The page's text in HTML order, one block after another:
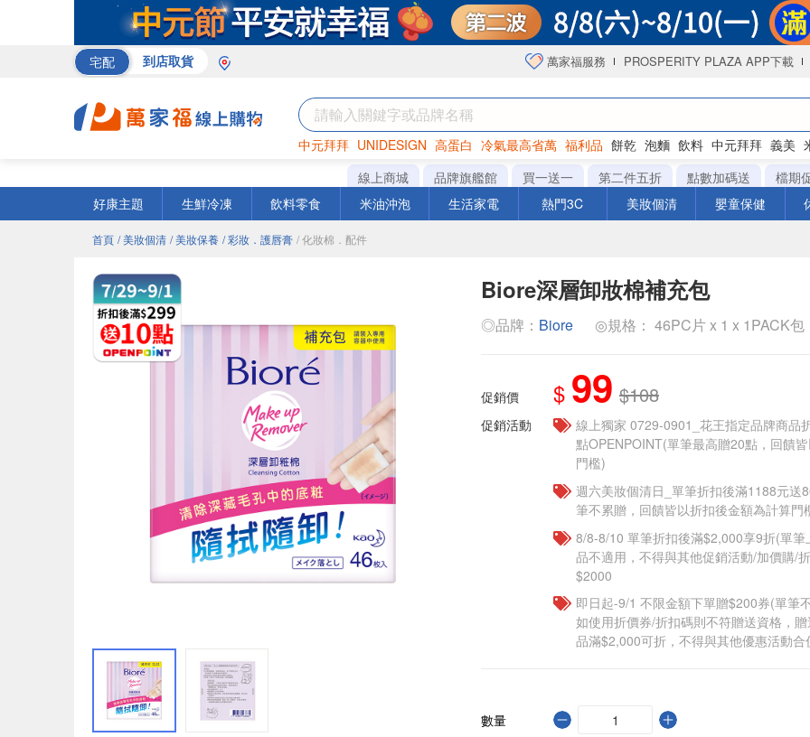
宅配 到店取貨 萬家福服務 PROSPERITY PLAZA APP下載
中元拜拜 UNIDESIGN 高蛋白 冷氣最高省萬 福利品 餅乾 泡麵 飲料 中元拜拜 義美
罐頭 咖啡 海苔
線上商城 品牌旗艦館 買一送一 第二件五折 點數加碼送
檔期
好康主題
生鮮冷凍 飲料零食 米油沖泡 生活家電 熱門3C 美妝個清 嬰童保健
首頁 / 美妝個清 / 美妝保養 / 彩妝．護唇膏 / 化妝棉．配件
Biore深層卸妝棉補充包
◎品牌： Biore ◎規格： 46PC片 x 1 x 1PACK包
促銷價 $ 99 $108
促銷活動
線上獨家 0729-0901_花王指定品牌商品
點OPENPOINT(單筆最高贈20點，回饋
門檻)
週六美妝個清日_單筆折扣後滿1188元送
筆不累贈，回饋皆以折扣後金額為計算門
8/8-8/10 單筆折扣後滿$2,000享9折(單
品不適用，不得與其他促銷活動/加價購/
$2000
即日起-9/1 不限金額下單贈$200券(單筆
如使用折價券/折扣碼則不符贈送資格，
品滿$2,000可折，不得與其他優惠活動合
數量